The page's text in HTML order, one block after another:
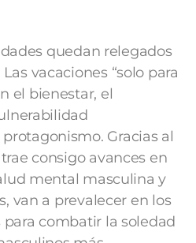
quedan relegados
vacaciones “solo para
el bienestar, el
Gracias al
consigo avances en
mental masculina y
van a prevalecer en los
combatir la soledad